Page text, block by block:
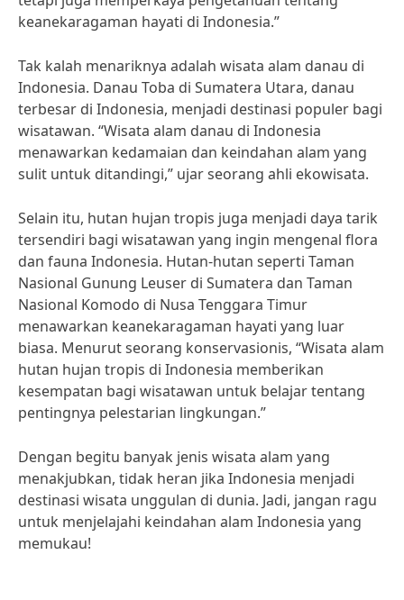
keanekaragaman hayati di Indonesia.”
Tak kalah menariknya adalah wisata alam danau di
Indonesia. Danau Toba di Sumatera Utara, danau
terbesar di Indonesia, menjadi destinasi populer bagi
wisatawan. “Wisata alam danau di Indonesia
menawarkan kedamaian dan keindahan alam yang
sulit untuk ditandingi,” ujar seorang ahli ekowisata.
Selain itu, hutan hujan tropis juga menjadi daya tarik
tersendiri bagi wisatawan yang ingin mengenal flora
dan fauna Indonesia. Hutan-hutan seperti Taman
Nasional Gunung Leuser di Sumatera dan Taman
Nasional Komodo di Nusa Tenggara Timur
menawarkan keanekaragaman hayati yang luar
biasa. Menurut seorang konservasionis, “Wisata alam
hutan hujan tropis di Indonesia memberikan
kesempatan bagi wisatawan untuk belajar tentang
pentingnya pelestarian lingkungan.”
Dengan begitu banyak jenis wisata alam yang
menakjubkan, tidak heran jika Indonesia menjadi
destinasi wisata unggulan di dunia. Jadi, jangan ragu
untuk menjelajahi keindahan alam Indonesia yang
memukau!